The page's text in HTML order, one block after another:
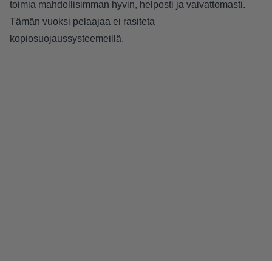
toimia mahdollisimman hyvin, helposti ja vaivattomasti.
Tämän vuoksi pelaajaa ei rasiteta
kopiosuojaussysteemeillä.